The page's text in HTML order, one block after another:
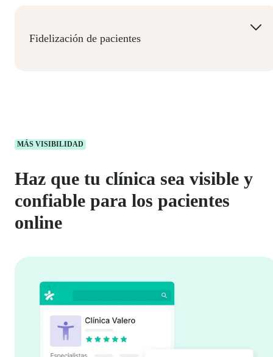
Fidelización de pacientes
MÁS VISIBILIDAD
Haz que tu clínica sea visible y
confiable para los pacientes
online